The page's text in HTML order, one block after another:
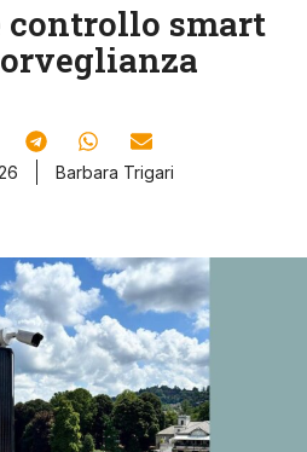
controllo smart
Barbara Trigari